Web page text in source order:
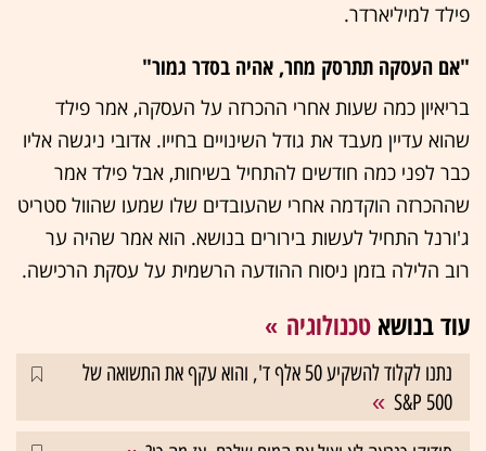
פילד למיליארדר.
"אם העסקה תתרסק מחר, אהיה בסדר גמור"
בריאיון כמה שעות אחרי ההכרזה על העסקה, אמר פילד
שהוא עדיין מעבד את גודל השינויים בחייו. אדובי ניגשה אליו
כבר לפני כמה חודשים להתחיל בשיחות, אבל פילד אמר
שההכרזה הוקדמה אחרי שהעובדים שלו שמעו שהוול סטריט
ג'ורנל התחיל לעשות בירורים בנושא. הוא אמר שהיה ער
רוב הלילה בזמן ניסוח ההודעה הרשמית על עסקת הרכישה.
עוד בנושא טכנולוגיה
נתנו לקלוד להשקיע 50 אלף ד', והוא עקף את התשואה של
S&P 500